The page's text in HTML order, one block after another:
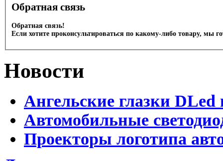
Обратная связь
Обратная связь!
Если хотите проконсультироваться по какому-либо товару, мы
Новости
Ангельские глазки DLed
Автомобильные
Проекторы логотипа